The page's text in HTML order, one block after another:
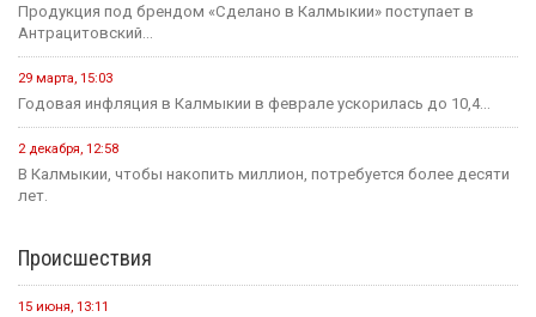
Продукция под брендом «Сделано в Калмыкии» поступает в
Антрацитовский...
29 марта, 15:03
Годовая инфляция в Калмыкии в феврале ускорилась до 10,4...
2 декабря, 12:58
В Калмыкии, чтобы накопить миллион, потребуется более десяти
лет.
Происшествия
15 июня, 13:11